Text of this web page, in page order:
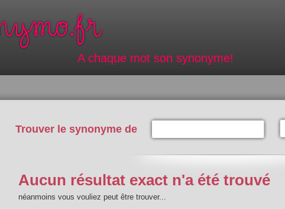
A chaque mot son synonyme!
Trouver le synonyme de
Aucun résultat exact n'a été trouvé
néanmoins vous vouliez peut être trouver...